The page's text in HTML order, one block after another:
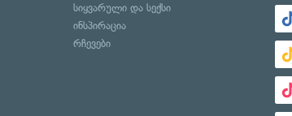
სიყვარული და სექსი
ინსპირაცია
რჩევები